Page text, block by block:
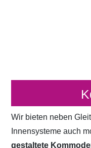
Wir bieten neben
Innensysteme auch
gestaltete